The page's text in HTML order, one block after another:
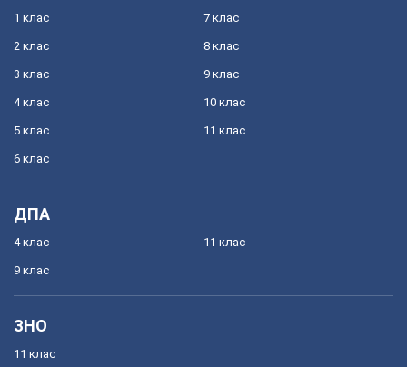
1 клас
2 клас
3 клас
4 клас
5 клас
6 клас
7 клас
8 клас
9 клас
10 клас
11 клас
ДПА
4 клас
9 клас
11 клас
ЗНО
11 клас